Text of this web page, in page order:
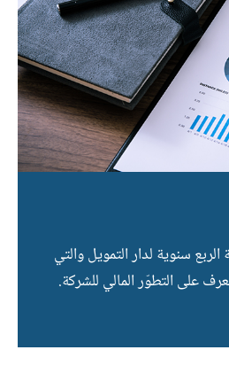
الربع سنوية لدار التمويل والتي
على التطوّر المالي للشركة.